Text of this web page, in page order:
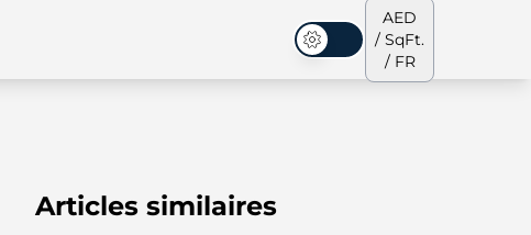
Penthouses
Maisons de ville Penthouses
Notre équipe
Mode sombre
AED
/ SqFt.
/ FR
Articles similaires